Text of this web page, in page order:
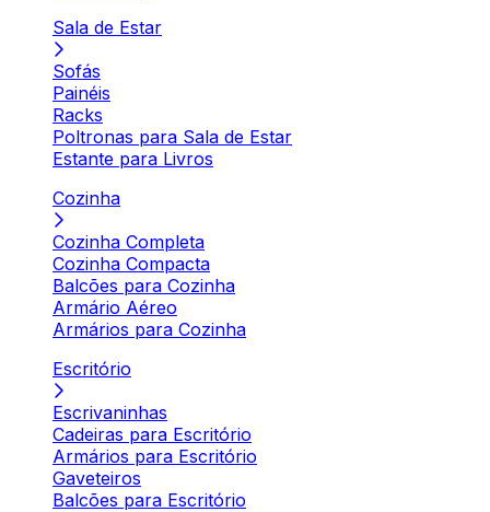
Sala de Estar
Sofás
Painéis
Racks
Poltronas para Sala de Estar
Estante para Livros
Cozinha
Cozinha Completa
Cozinha Compacta
Balcões para Cozinha
Armário Aéreo
Armários para Cozinha
Escritório
Escrivaninhas
Cadeiras para Escritório
Armários para Escritório
Gaveteiros
Balcões para Escritório